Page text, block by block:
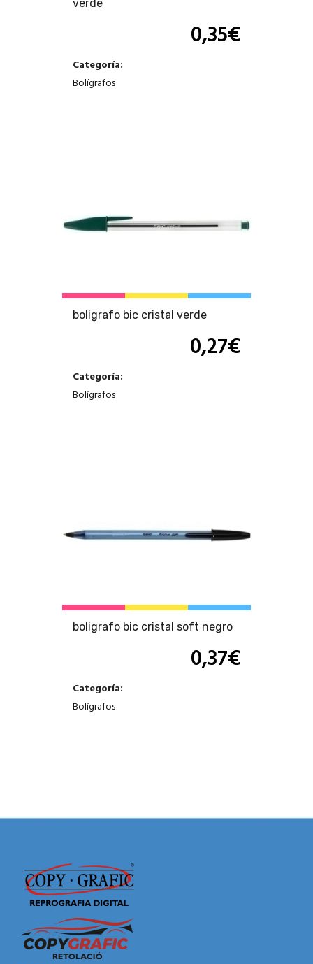
verde
0,35€
Categoría:
Bolígrafos
boligrafo bic cristal verde
0,27€
Categoría:
Bolígrafos
boligrafo bic cristal soft negro
0,37€
Categoría:
Bolígrafos